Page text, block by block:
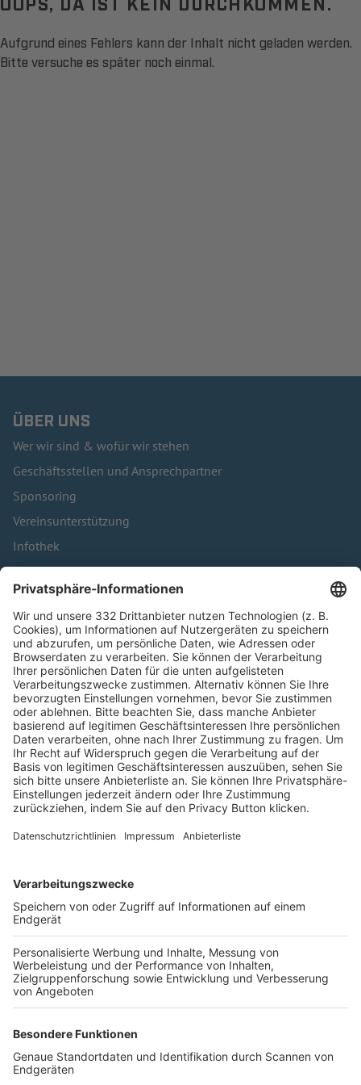
Aufgrund eines Fehlers kann der Inhalt nicht geladen werden.
Bitte versuche es später noch einmal.
ÜBER UNS
Wer wir sind & wofür wir stehen
Geschäftsstellen und Ansprechpartner
Sponsoring
Vereinsunterstützung
Infothek
Kontakt
HÄUFIG BESUCHTE SEITEN
Pässe und Vereinswechsel
Trainerausbildung
Schulungsangebot Vereinsmitarbeiter
BFV-Geschäftsstellen
Trainerbörse
Login SpielPlus
FOLGE DEM BFV
TOP-VEREINE
TOP-PARTNER